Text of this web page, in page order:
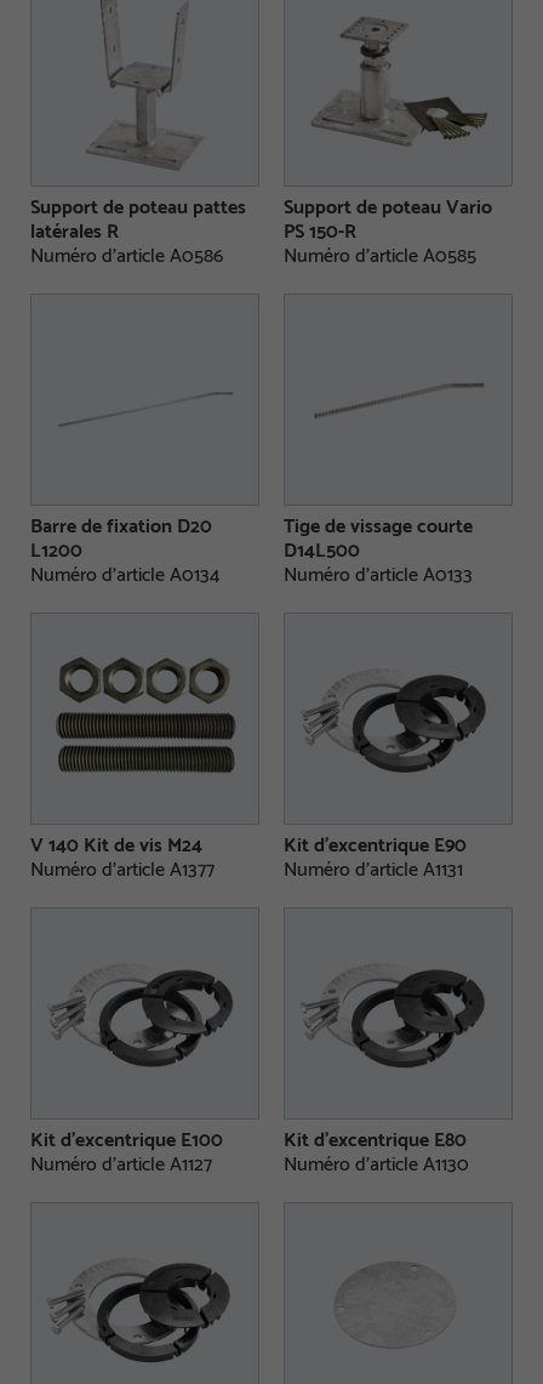
Support de poteau pattes
latérales R
Numéro d'article A0586
Support de poteau Vario
PS 150-R
Numéro d'article A0585
Barre de fixation D20
L1200
Numéro d'article A0134
Tige de vissage courte
D14L500
Numéro d'article A0133
V 140 Kit de vis M24
Numéro d'article A1377
Kit d’excentrique E90
Numéro d'article A1131
Kit d’excentrique E100
Numéro d'article A1127
Kit d’excentrique E80
Numéro d'article A1130